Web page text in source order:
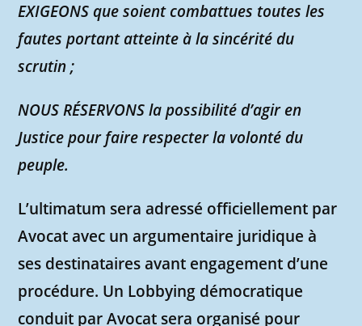
EXIGEONS que soient combattues toutes les
fautes portant atteinte à la sincérité du
scrutin ;
NOUS RÉSERVONS la possibilité d’agir en
Justice pour faire respecter la volonté du
peuple.
L’ultimatum sera adressé officiellement par
Avocat avec un argumentaire juridique à
ses destinataires avant engagement d’une
procédure. Un Lobbying démocratique
conduit par Avocat sera organisé pour